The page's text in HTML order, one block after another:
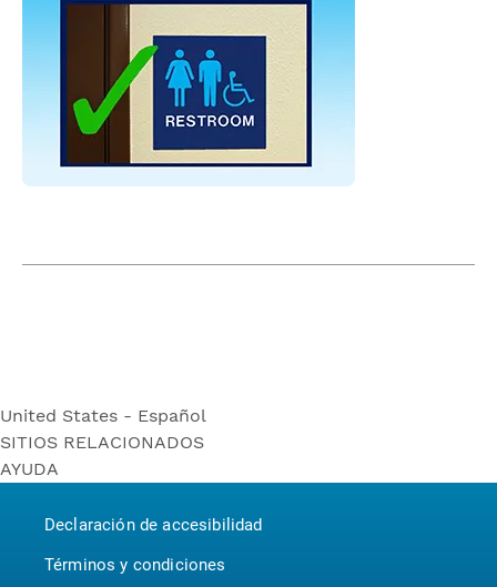
United States - Español
United States - Español
United States - English
Canada - Français
SITIOS RELACIONADOS
Bounty
P&G BrandSaver
Pampers
AYUDA
Declaración de accesibilidad
Términos y condiciones